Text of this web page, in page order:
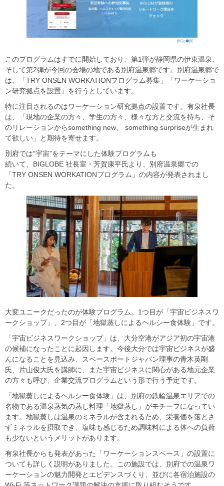
このプログラムはすでに開始しており、第1弾が静岡県の伊東温泉、
そして第2弾が今回の会場の地である別府温泉郷です。別府温泉郷で
は、「TRY ONSEN WORKATIONプログラム募集」「ワーケーショ
ン研究拠点を設置」を行うとしています。
特に注目されるのはワーケーション研究拠点の設置です。有泉社長
は、「現地の企業の方々、学生の方々、様々な方と交流を持ち、そ
のリレーションからsomething new、 something surpriseが生まれ
て欲しい」と期待を寄せます。
別府では“宇宙”をテーマにした体験プログラムも
続いて、BIGLOBE 社長室・芳賀康平氏より、別府温泉郷での
「TRY ONSEN WORKATIONプログラム」の内容が発表されまし
た。
大変ユニークだったのが体験プログラム。1つ目が「宇宙ビジネスワ
ークショップ」、2つ目が「地獄蒸しによるヘルシー食体験」です。
「宇宙ビジネスワークショップ」は、大分空港がアジア初の宇宙港
の候補になったことに起因します。今後大分では宇宙ビジネスが盛
んになることを見込み、スペースポートジャパン理事の青木英剛
氏、片山俊大氏を講師に、また宇宙ビジネスに関心がある地元企業
の方々も呼び、企業交流プログラムという形で行う予定です。
「地獄蒸しによるヘルシー食体験」は、別府の鉄輪温泉エリアでの
名物である温泉蒸気の蒸し料理「地獄蒸し」がモチーフになってい
ます。地獄蒸しは温泉のミネラルが含まれるため、栄養価を落とさ
ずミネラルを摂取でき、塩味も感じるため調味料による体への負荷
も少ないというメリットがあります。
有泉社長からも発表があった「ワーケーションスペース」の設置に
ついても詳しく説明がありました。この施設では、別府での温泉ワ
ーケーションの魅力開発とエビデンスづくり、並びに各宿泊施設の